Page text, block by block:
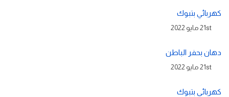
كهربائي بتبوك
21st مايو 2022
دهان بحفر الباطن
21st مايو 2022
كهربائي بتبوك